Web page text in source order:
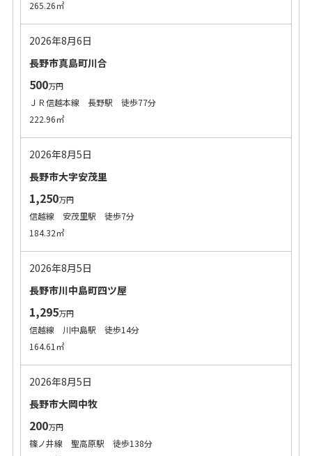
265.26㎡
2026年8月6日
長野市真島町川合
500万円
ＪＲ信越本線 長野駅 徒歩77分
222.96㎡
2026年8月5日
長野市大字安茂里
1,250万円
信越線 安茂里駅 徒歩7分
184.32㎡
2026年8月5日
長野市川中島町四ツ屋
1,295万円
信越線 川中島駅 徒歩14分
164.61㎡
2026年8月5日
長野市大岡中牧
200万円
篠ノ井線 聖高原駅 徒歩138分